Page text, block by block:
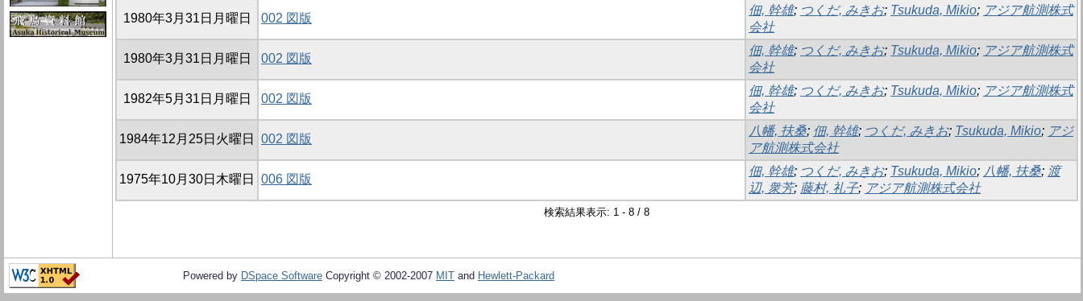
1980年3月31日月曜日 002 図版
佃, 幹雄; つくだ, みきお; Tsukuda, Mikio; アジア航測株式
会社
1980年3月31日月曜日 002 図版
佃, 幹雄; つくだ, みきお; Tsukuda, Mikio; アジア航測株式
会社
1982年5月31日月曜日 002 図版
佃, 幹雄; つくだ, みきお; Tsukuda, Mikio; アジア航測株式
会社
1984年12月25日火曜日 002 図版
八幡, 扶桑; 佃, 幹雄; つくだ, みきお; Tsukuda, Mikio; アジ
ア航測株式会社
1975年10月30日木曜日 006 図版
佃, 幹雄; つくだ, みきお; Tsukuda, Mikio; 八幡, 扶桑; 渡
辺, 衆芳; 藤村, 礼子; アジア航測株式会社
検索結果表示: 1 - 8 / 8
Powered by DSpace Software Copyright © 2002-2007 MIT and Hewlett-Packard